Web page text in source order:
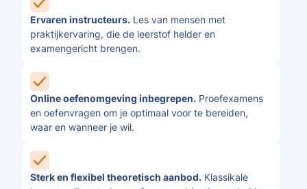
Ervaren instructeurs. Les van mensen met
praktijkervaring, die de leerstof helder en
examengericht brengen.
Online oefenomgeving inbegrepen. Proefexamens
en oefenvragen om je optimaal voor te bereiden,
waar en wanneer je wil.
Sterk en flexibel theoretisch aanbod. Klassikale